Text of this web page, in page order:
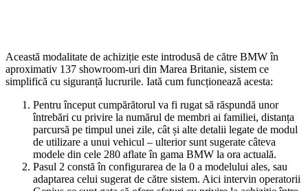
Această modalitate de achiziție este introdusă de către BMW în
aproximativ 137 showroom-uri din Marea Britanie, sistem ce
simplifică cu siguranță lucrurile. Iată cum funcționează acesta:
Pentru început cumpărătorul va fi rugat să răspundă unor
întrebări cu privire la numărul de membri ai familiei, distanța
parcursă pe timpul unei zile, cât și alte detalii legate de modul
de utilizare a unui vehicul – ulterior sunt sugerate câteva
modele din cele 280 aflate în gama BMW la ora actuală.
Pasul 2 constă în configurarea de la 0 a modelului ales, sau
adaptarea celui sugerat de către sistem. Aici intervin operatorii